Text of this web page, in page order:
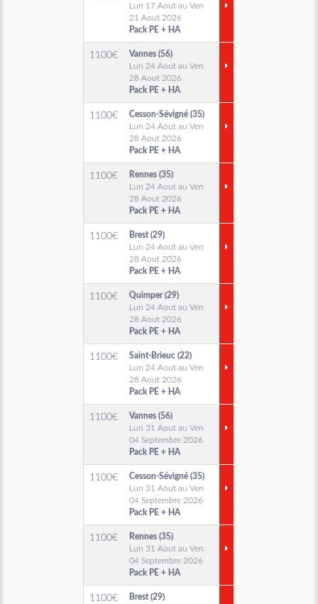
Lun 17 Aout au Ven
21 Aout 2026
Pack PE + HA
1100€
Vannes (56)
Lun 24 Aout au Ven
28 Aout 2026
Pack PE + HA
1100€
Cesson-Sévigné (35)
Lun 24 Aout au Ven
28 Aout 2026
Pack PE + HA
1100€
Rennes (35)
Lun 24 Aout au Ven
28 Aout 2026
Pack PE + HA
1100€
Brest (29)
Lun 24 Aout au Ven
28 Aout 2026
Pack PE + HA
1100€
Quimper (29)
Lun 24 Aout au Ven
28 Aout 2026
Pack PE + HA
1100€
Saint-Brieuc (22)
Lun 24 Aout au Ven
28 Aout 2026
Pack PE + HA
1100€
Vannes (56)
Lun 31 Aout au Ven
04 Septembre 2026
Pack PE + HA
1100€
Cesson-Sévigné (35)
Lun 31 Aout au Ven
04 Septembre 2026
Pack PE + HA
1100€
Rennes (35)
Lun 31 Aout au Ven
04 Septembre 2026
Pack PE + HA
1100€
Brest (29)